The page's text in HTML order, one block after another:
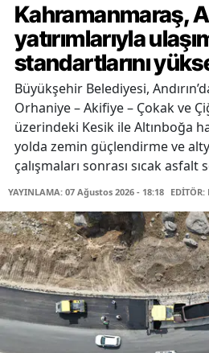
Kahramanmaraş,
yatırımlarıyla
standartlarını
Büyükşehir Belediyesi,
Orhaniye – Akifiye – Çokak ve
üzerindeki Kesik ile Altınboğa
yolda zemin güçlendirme ve
çalışmaları sonrası sıcak
YAYINLAMA: 07 Ağustos 2026 - 18:18